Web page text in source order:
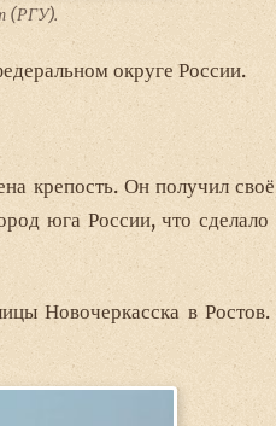
(РГУ).
округе России.
крепость. Он получил своё
юга России, что сделало
Новочеркасска в